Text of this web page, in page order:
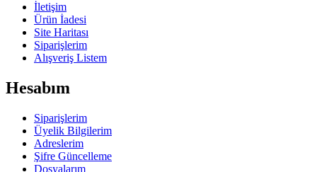
İletişim
Ürün İadesi
Site Haritası
Siparişlerim
Alışveriş Listem
Hesabım
Siparişlerim
Üyelik Bilgilerim
Adreslerim
Şifre Güncelleme
Dosyalarım